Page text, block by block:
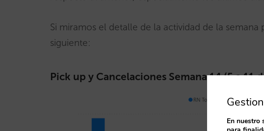
Si miramos el detalle de la actividad de la semana
siguiente:
Pick up y Cancelaciones Semana 14 (5 a 11
En nuestro